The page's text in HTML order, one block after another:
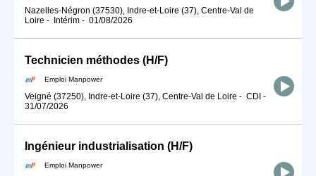
Nazelles-Négron (37530), Indre-et-Loire (37), Centre-Val de
Loire - Intérim - 01/08/2026
Technicien méthodes (H/F)
Emploi Manpower
Veigné (37250), Indre-et-Loire (37), Centre-Val de Loire - CDI -
31/07/2026
Ingénieur industrialisation (H/F)
Emploi Manpower